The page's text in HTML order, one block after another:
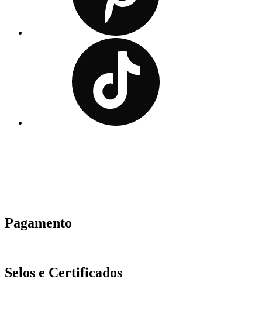
Pagamento
Selos e Certificados